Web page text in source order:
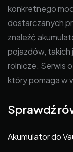
konkretnego
dostarczanych
znaleźć
pojazdów, takich
rolnicze. Serwis
który pomaga w
Sprawdź
Akumulator do